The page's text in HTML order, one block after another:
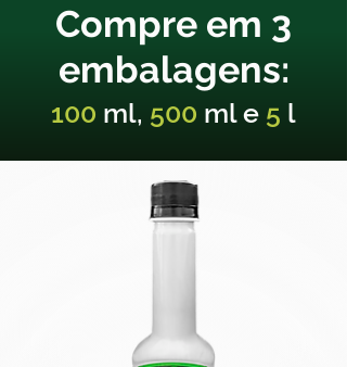
Compre em 3
embalagens:
100 ml, 500 ml e 5 l